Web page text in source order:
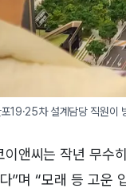
19·25차 설계담당 직원이
이앤씨는 작년 무수
”며 “모래 등 고운